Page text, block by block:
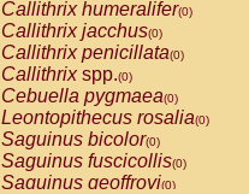
Callithrix humeralifer(0)
Callithrix jacchus(0)
Callithrix penicillata(0)
Callithrixspp.(0)
Cebuella pygmaea(0)
Leontopithecus rosalia(0)
Saguinus bicolor(0)
Saguinus fuscicollis(0)
Saguinus geoffroyi(0)